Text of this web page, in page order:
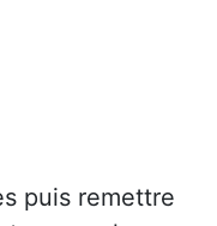
puis remettre